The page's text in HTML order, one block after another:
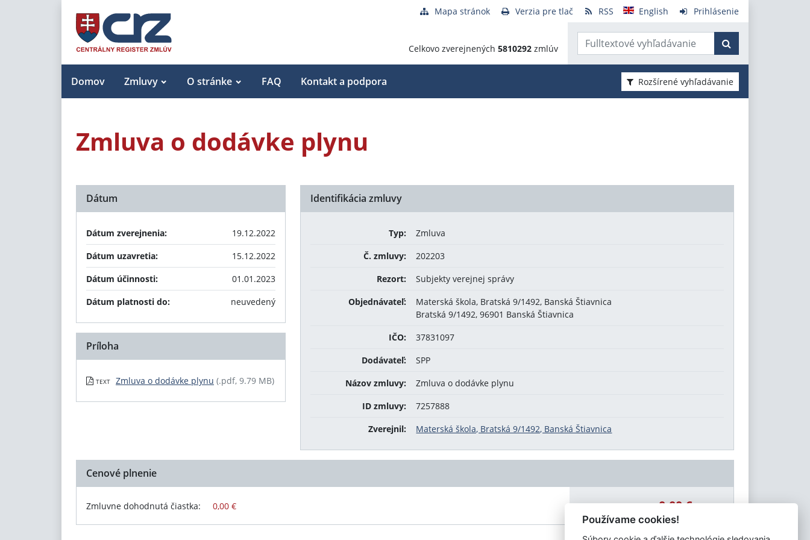
Mapa stránok Verzia pre tlač RSS English Prihlásenie
Celkovo zverejnených 5810292 zmlúv
Domov Zmluvy O stránke FAQ Kontakt a podpora Rozšírené vyhľadávanie
Zmluva o dodávke plynu
Identifikácia zmluvy
Typ:
Zmluva
Č. zmluvy:
202203
Rezort:
Subjekty verejnej správy
Objednávateľ:
Materská škola, Bratská 9/1492, Banská Štiavnica
Bratská 9/1492, 96901 Banská Štiavnica
IČO:
37831097
Dodávateľ:
SPP
Názov zmluvy:
Zmluva o dodávke plynu
ID zmluvy:
7257888
Zverejnil:
Materská škola, Bratská 9/1492, Banská Štiavnica
Dátum
Dátum zverejnenia:
19.12.2022
Dátum uzavretia:
15.12.2022
Dátum účinnosti:
01.01.2023
Dátum platnosti do:
neuvedený
Príloha
TEXT Zmluva o dodávke plynu (.pdf, 9.79 MB)
Cenové plnenie
Zmluvne dohodnutá čiastka: 0,00 € Celková čiastka: 0,00 €
Používame cookies!